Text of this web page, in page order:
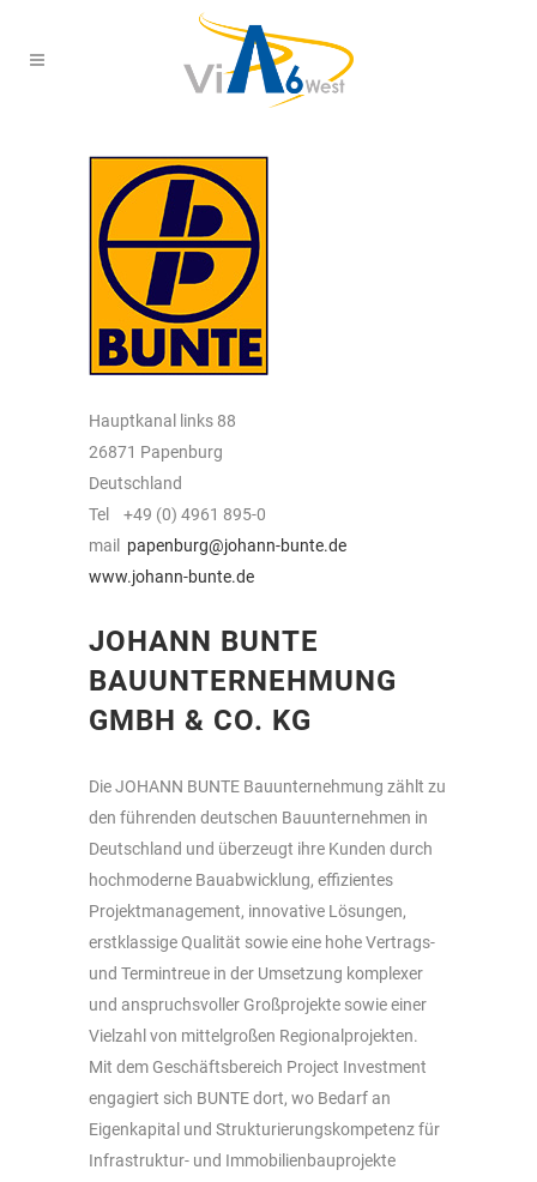
Hauptkanal links 88
26871 Papenburg
Deutschland
Tel +49 (0) 4961 895-0
mail papenburg@johann-bunte.de
www.johann-bunte.de
JOHANN BUNTE
BAUUNTERNEHMUNG
GMBH & CO. KG
Die JOHANN BUNTE Bauunternehmung zählt zu
den führenden deutschen Bauunternehmen in
Deutschland und überzeugt ihre Kunden durch
hochmoderne Bauabwicklung, effizientes
Projektmanagement, innovative Lösungen,
erstklassige Qualität sowie eine hohe Vertrags-
und Termintreue in der Umsetzung komplexer
und anspruchsvoller Großprojekte sowie einer
Vielzahl von mittelgroßen Regionalprojekten.
Mit dem Geschäftsbereich Project Investment
engagiert sich BUNTE dort, wo Bedarf an
Eigenkapital und Strukturierungskompetenz für
Infrastruktur- und Immobilienbauprojekte